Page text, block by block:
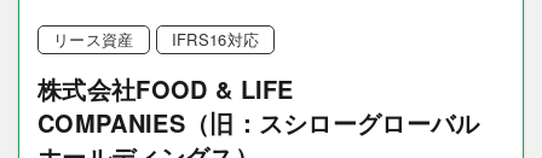
リース資産 IFRS16対応
株式会社FOOD & LIFE
COMPANIES（旧：スシローグローバル